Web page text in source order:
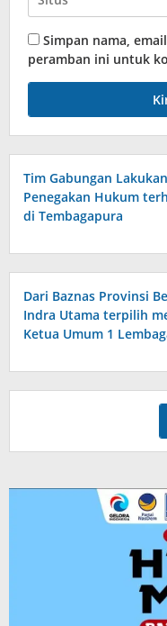
Simpan nama,
peramban ini untuk
Tim Gabungan Lakukan
Penegakan Hukum
di Tembagapura
Dari Baznas Provinsi
Indra Utama terpilih
Ketua Umum 1